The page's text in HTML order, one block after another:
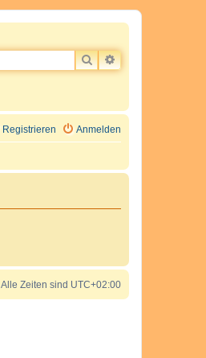
SUCHEERWEITERTE
Anmelden
Registrieren
Alle Zeiten sind UTC+02:00